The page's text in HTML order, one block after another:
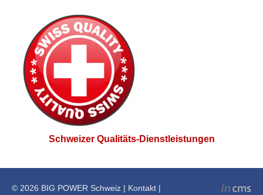
Schweizer Qualitäts-Dienstleistungen
© 2026 BIG POWER Schweiz | Kontakt |